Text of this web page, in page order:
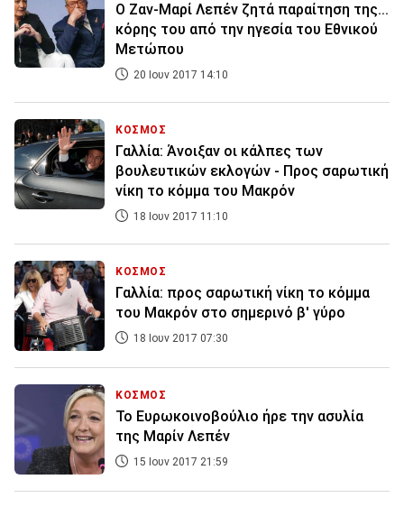
Ο Ζαν-Μαρί Λεπέν ζητά παραίτηση της...
κόρης του από την ηγεσία του Εθνικού
Μετώπου
20 Ιουν 2017 14:10
ΚΟΣΜΟΣ
Γαλλία: Άνοιξαν οι κάλπες των
βουλευτικών εκλογών - Προς σαρωτική
νίκη το κόμμα του Μακρόν
18 Ιουν 2017 11:10
ΚΟΣΜΟΣ
Γαλλία: προς σαρωτική νίκη το κόμμα
του Μακρόν στο σημερινό β' γύρο
18 Ιουν 2017 07:30
ΚΟΣΜΟΣ
Το Ευρωκοινοβούλιο ήρε την ασυλία
της Μαρίν Λεπέν
15 Ιουν 2017 21:59